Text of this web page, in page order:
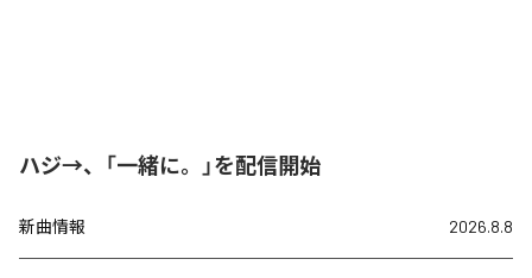
ハジ→、「一緒に。」を配信開始
新曲情報 2026.8.8